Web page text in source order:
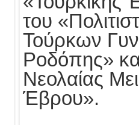
του
Τούρκων
Ροδόπης»
Νεολαίας
Έβρου».